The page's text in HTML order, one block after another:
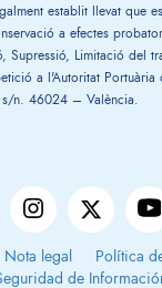
establit llevat que
a efectes
Supressió, Limitació del
a l'Autoritat Portuària
s/n. 46024 – València.
Nota legal Política
de